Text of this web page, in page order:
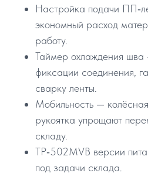
Настройка подачи
экономный расход
работу.
Таймер охлаждения шва
фиксации соединения,
сварку ленты.
Мобильность —
рукоятка упрощают
складу.
TP‑502MVB версии
под задачи склада.